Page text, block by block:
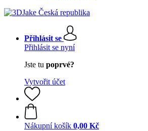
Přihlásit se
Přihlásit se nyní
Jste tu poprvé?
Vytvořit účet
Nákupní košík 0,00 Kč